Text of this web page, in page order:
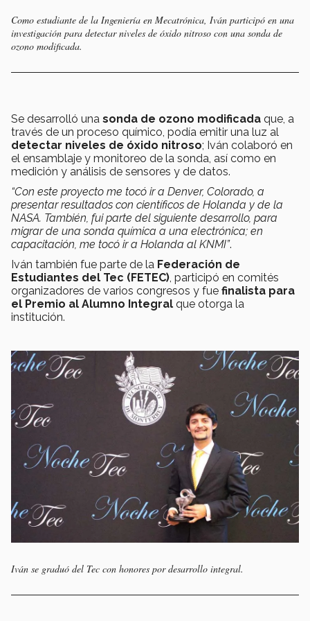
Como estudiante de la Ingeniería en Mecatrónica, Iván participó en una
investigación para detectar niveles de óxido nitroso con una sonda de
ozono modificada.
Se desarrolló una sonda de ozono modificada que, a
través de un proceso químico, podía emitir una luz al
detectar niveles de óxido nitroso; Iván colaboró en
el ensamblaje y monitoreo de la sonda, así como en
medición y análisis de sensores y de datos.
“Con este proyecto me tocó ir a Denver, Colorado, a
presentar resultados con científicos de Holanda y de la
NASA. También, fui parte del siguiente desarrollo, para
migrar de una sonda química a una electrónica; en
capacitación, me tocó ir a Holanda al KNMI”.
Iván también fue parte de la Federación de
Estudiantes del Tec (FETEC), participó en comités
organizadores de varios congresos y fue finalista para
el Premio al Alumno Integral que otorga la
institución.
Iván se graduó del Tec con honores por desarrollo integral.